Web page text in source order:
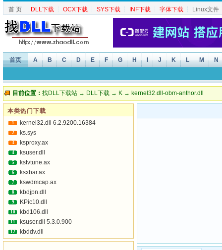
首 页 ┆ DLL下载 ┆ OCX下载 ┆ SYS下载 ┆ INF下载 ┆ 字体下载 ┆ Linux文件
首页 A B C D E F G H J K L M N
目前位置： 找DLL下载站 → DLL下载 → K → kernel32.dll-obm-anthor.dll
本类热门下载
1 kernel32.dll 6.2.9200.16384
2 ks.sys
3 ksproxy.ax
4 ksuser.dll
5 kstvtune.ax
6 ksxbar.ax
7 kswdmcap.ax
8 kbdjpn.dll
9 KPic10.dll
10 kbd106.dll
11 ksuser.dll 5.3.0.900
12 kbddv.dll